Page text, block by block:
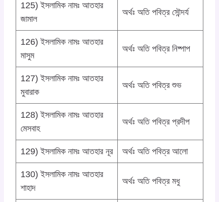
125) ইসলামিক নামঃ আতহার
জামাল
অর্থঃ অতি পবিত্র সৌন্দর্য
126) ইসলামিক নামঃ আতহার
মাসুম
অর্থঃ অতি পবিত্র নিষ্পাপ
127) ইসলামিক নামঃ আতহার
মুবারাক
অর্থঃ অতি পবিত্র শুভ
128) ইসলামিক নামঃ আতহার
মেসবাহ
অর্থঃ অতি পবিত্র প্রদীপ
129) ইসলামিক নামঃ আতহার নূর অর্থঃ অতি পবিত্র আলো
130) ইসলামিক নামঃ আতহার
শাহাদ
অর্থঃ অতি পবিত্র মধু